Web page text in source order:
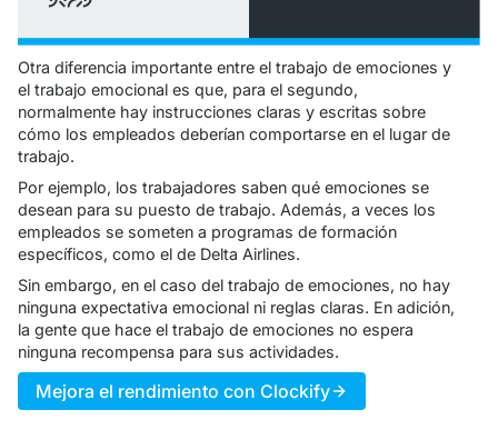
Otra diferencia importante entre el trabajo de emociones y
el trabajo emocional es que, para el segundo,
normalmente hay instrucciones claras y escritas sobre
cómo los empleados deberían comportarse en el lugar de
trabajo.
Por ejemplo, los trabajadores saben qué emociones se
desean para su puesto de trabajo. Además, a veces los
empleados se someten a programas de formación
específicos, como el de Delta Airlines.
Sin embargo, en el caso del trabajo de emociones, no hay
ninguna expectativa emocional ni reglas claras. En adición,
la gente que hace el trabajo de emociones no espera
ninguna recompensa para sus actividades.
Mejora el rendimiento con Clockify